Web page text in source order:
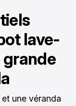
lave-
grande
une véranda